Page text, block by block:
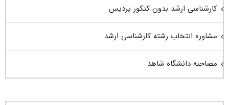
کارشناسی ارشد بدون کنکور پردیس
مشاوره انتخاب رشته کارشناسی ارشد
مصاحبه دانشگاه شاهد